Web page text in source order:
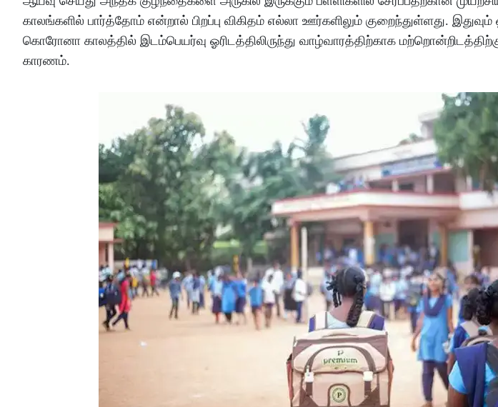
காலங்களில் பார்த்தோம் என்றால் பிறப்பு விகிதம் எல்லா ஊர்களிலும் குறைந்துள்ளது.
கொரோனா காலத்தில் இடம்பெயர்வு ஓரிடத்திலிருந்து வாழ்வாரத்திற்காக
காரணம்.